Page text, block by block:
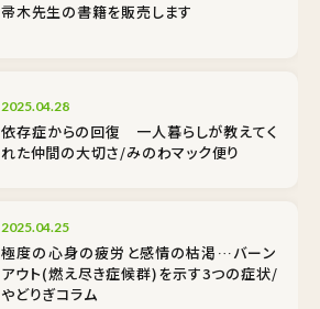
帚木先生の書籍を販売します
2025.04.28
依存症からの回復 一人暮らしが教えてく
れた仲間の大切さ/みのわマック便り
2025.04.25
極度の心身の疲労と感情の枯渇…バーン
アウト(燃え尽き症候群)を示す3つの症状/
やどりぎコラム